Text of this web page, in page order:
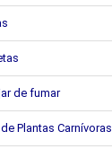
de fumar
Plantas Carnívoras